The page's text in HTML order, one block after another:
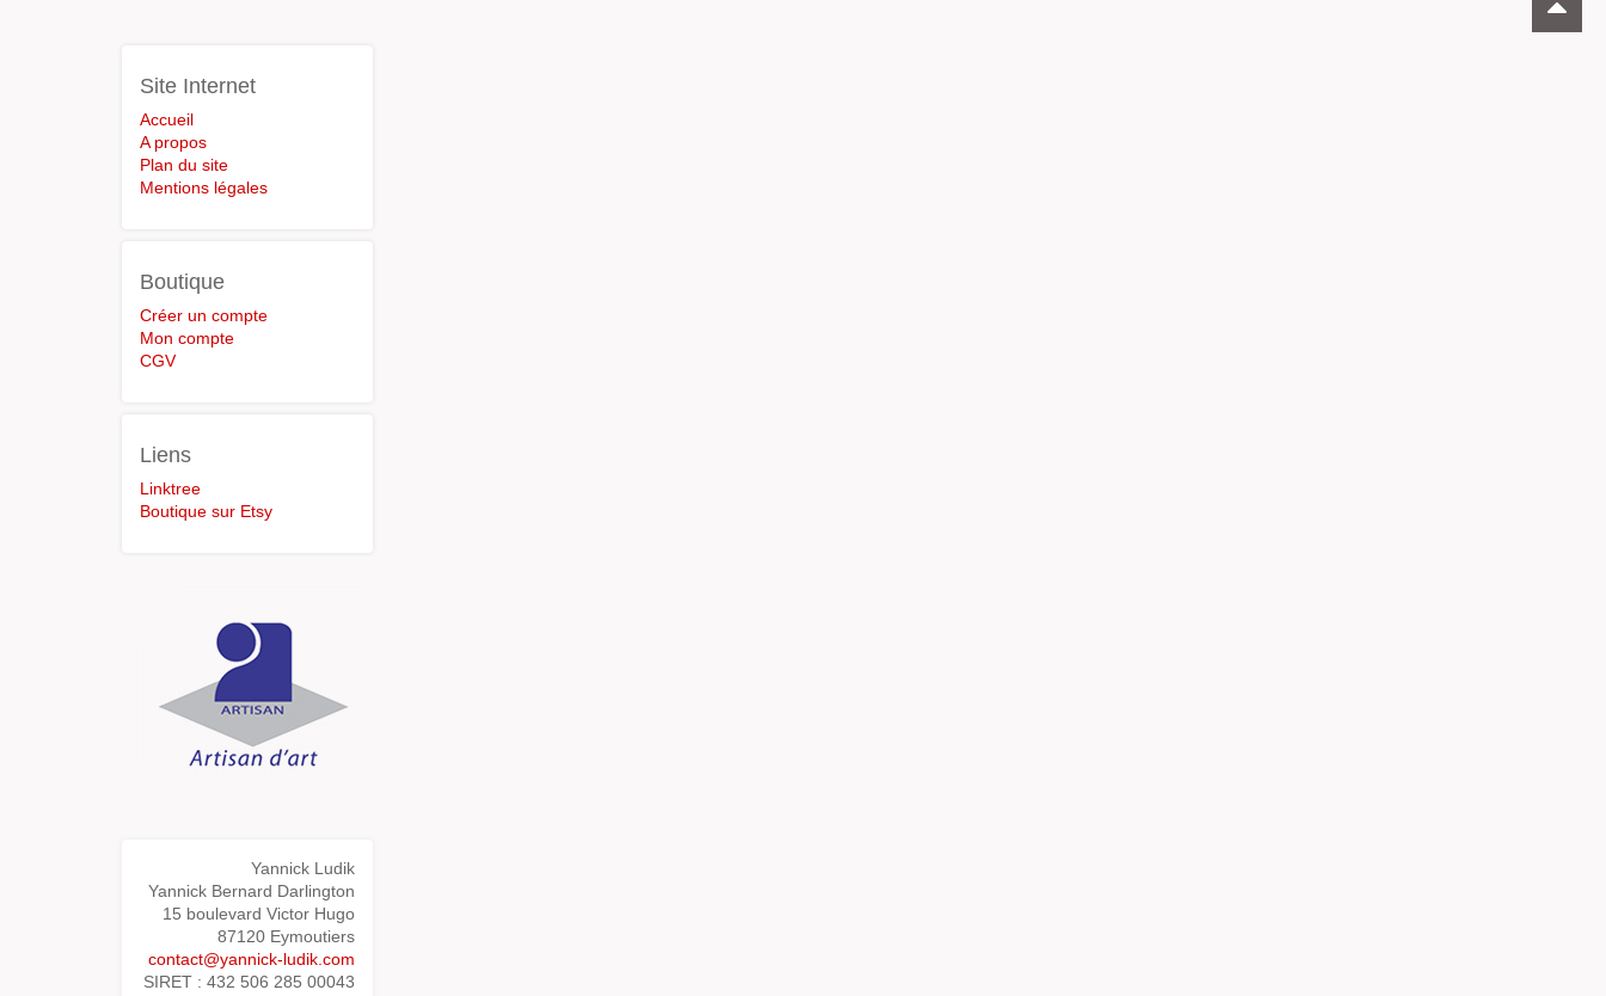
Site Internet
Accueil
A propos
Plan du site
Mentions légales
Boutique
Créer un compte
Mon compte
CGV
Liens
Linktree
Boutique sur Etsy
Yannick Ludik
Yannick Bernard Darlington
15 boulevard Victor Hugo
87120 Eymoutiers
contact@yannick-ludik.com
SIRET : 432 506 285 00043